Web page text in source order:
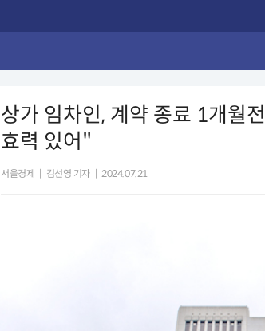
상가 임차인, 계약 종료 1개월
효력 있어"
서울경제 김선영 기자 2024.07.21